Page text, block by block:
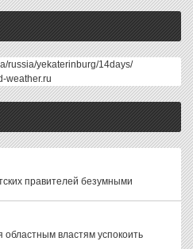
russia/yekaterinburg/14days/
weather.ru
правителей безумными
областным властям успокоить